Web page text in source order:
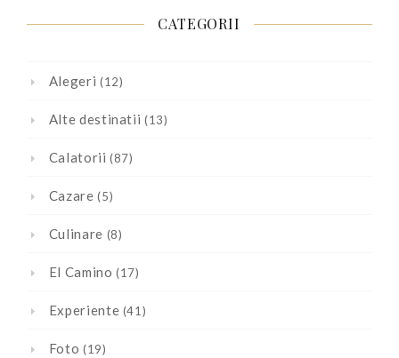
CATEGORII
Alegeri (12)
Alte destinatii (13)
Calatorii (87)
Cazare (5)
Culinare (8)
El Camino (17)
Experiente (41)
Foto (19)